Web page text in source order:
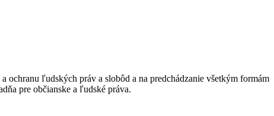
ochranu ľudských práv a slobôd a na predchádzanie všetkým formám
pre občianske a ľudské práva.